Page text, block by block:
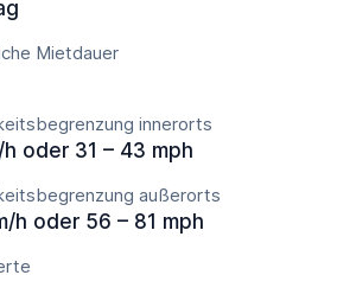
Mietdauer
innerorts
oder 31 – 43 mph
außerorts
h oder 56 – 81 mph